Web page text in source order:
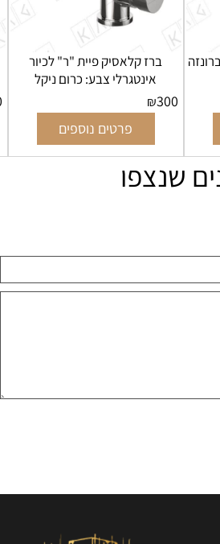
ברז קלאסיק פיית "ר" לכיור
אינטגרלי צבע: כרום ניקל
₪300
פרטים נוספים
שנצפו